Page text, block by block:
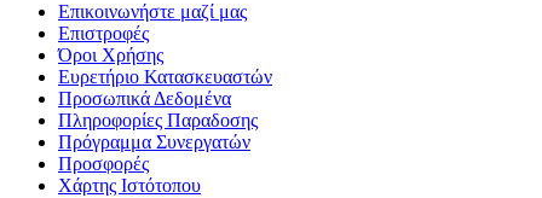
Επικοινωνήστε μαζί μας
Επιστροφές
Όροι Χρήσης
Ευρετήριο Κατασκευαστών
Προσωπικά Δεδομένα
Πληροφορίες Παραδοσης
Πρόγραμμα Συνεργατών
Προσφορές
Χάρτης Ιστότοπου